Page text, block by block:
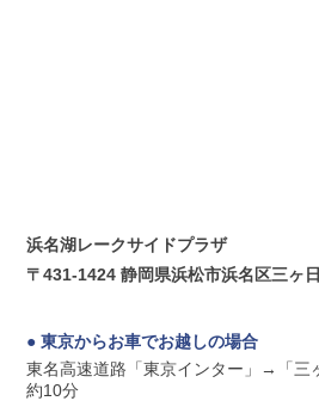
浜名湖レークサイドプラザ
〒431-1424 静岡県浜松市浜名区三ヶ
● 東京からお車でお越しの場合
東名高速道路「東京インター」→「三
約10分